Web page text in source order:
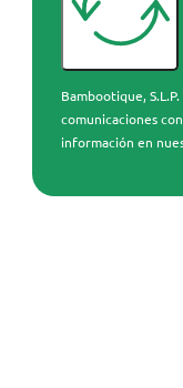
Bambootique,
comunicaciones
información en